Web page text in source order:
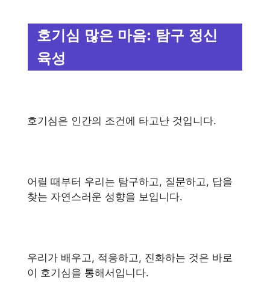
호기심 많은 마음: 탐구 정신
육성
호기심은 인간의 조건에 타고난 것입니다.
어릴 때부터 우리는 탐구하고, 질문하고, 답을
찾는 자연스러운 성향을 보입니다.
우리가 배우고, 적응하고, 진화하는 것은 바로
이 호기심을 통해서입니다.